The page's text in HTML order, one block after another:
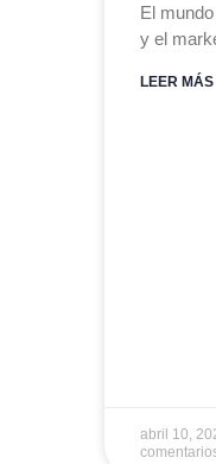
El
y el
LEER MÁS
abril 10,